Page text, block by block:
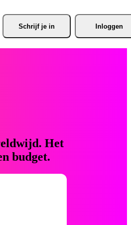
Schrijf je in Inloggen
Het
budget.